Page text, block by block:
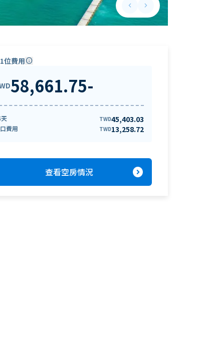
keyboard_arrow_leftPrevious slide
keyboard_arrow_rightNext slide
位費用info
58,661.75-
TWD45,403.03
費用 TWD13,258.72
查看空房情況 expand_circle_right